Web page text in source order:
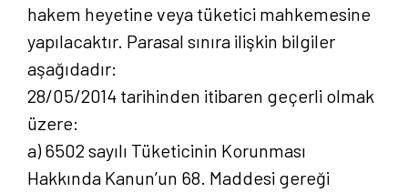
hakem heyetine veya tüketici mahkemesine
yapılacaktır. Parasal sınıra ilişkin bilgiler
aşağıdadır:
28/05/2014 tarihinden itibaren geçerli olmak
üzere:
a) 6502 sayılı Tüketicinin Korunması
Hakkında Kanun’un 68. Maddesi gereği